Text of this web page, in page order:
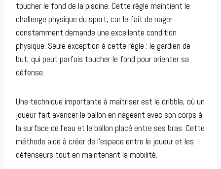
toucher le fond de la piscine. Cette règle maintient le
challenge physique du sport, car le fait de nager
constamment demande une excellente condition
physique. Seule exception à cette règle : le gardien de
but, qui peut parfois toucher le fond pour orienter sa
défense.
Une technique importante à maîtriser est le dribble, où un
joueur fait avancer le ballon en nageant avec son corps à
la surface de l’eau et le ballon placé entre ses bras. Cette
méthode aide à créer de l’espace entre le joueur et les
défenseurs tout en maintenant la mobilité.